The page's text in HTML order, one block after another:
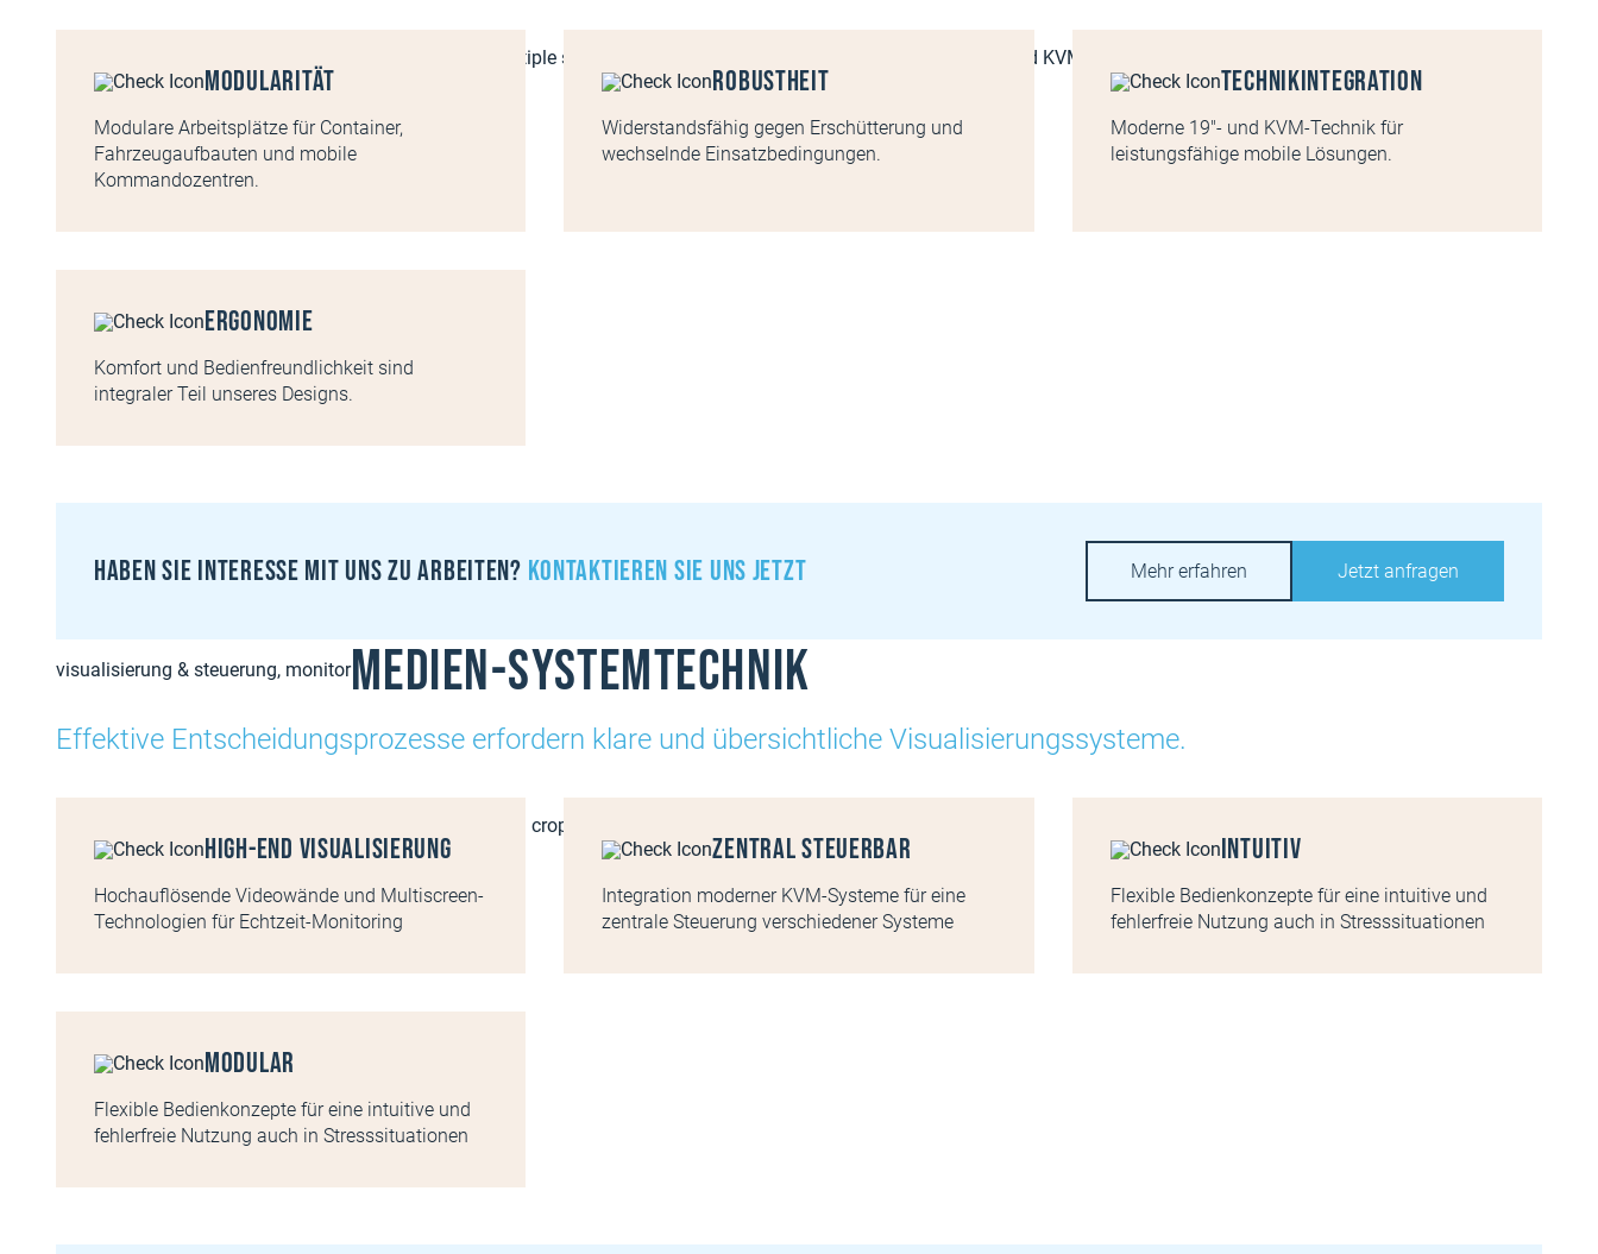
Modularität
Modulare Arbeitsplätze für Container,
Fahrzeugaufbauten und mobile
Kommandozentren.
Robustheit
Widerstandsfähig gegen Erschütterung und
wechselnde Einsatzbedingungen.
Technikintegration
Moderne 19″- und KVM-Technik für
leistungsfähige mobile Lösungen.
Ergonomie
Komfort und Bedienfreundlichkeit sind
integraler Teil unseres Designs.
Haben sie interesse mit uns zu arbeiten? Kontaktieren sie uns jetzt Mehr erfahren Jetzt anfragen
Medien-Systemtechnik
Effektive Entscheidungsprozesse erfordern klare und übersichtliche Visualisierungssysteme.
High-End Visualisierung
Hochauflösende Videowände und Multiscreen-
Technologien für Echtzeit-Monitoring
Zentral steuerbar
Integration moderner KVM-Systeme für eine
zentrale Steuerung verschiedener Systeme
Intuitiv
Flexible Bedienkonzepte für eine intuitive und
fehlerfreie Nutzung auch in Stresssituationen
Modular
Flexible Bedienkonzepte für eine intuitive und
fehlerfreie Nutzung auch in Stresssituationen